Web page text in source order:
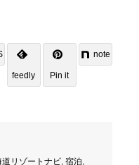
feedly Pin it
note
道リゾートナビ, 宿泊,